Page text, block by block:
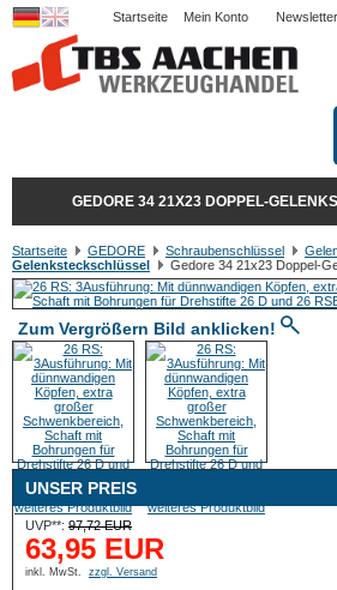
Startseite Mein Konto Newsletter
GEDORE 34 21X23 DOPPEL-
Startseite GEDORE Schraubenschlüssel
Gelenksteckschlüssel
Gedore 34 21x23 Doppel-
Zum Vergrößern Bild anklicken!
UNSER PREIS
UVP**: 97,72 EUR
63,95 EUR
inkl. MwSt. zzgl. Versand